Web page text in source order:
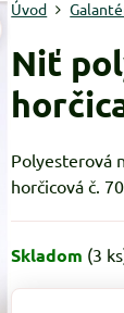
Úvod
Niť
Polyesterová
horčicová č.
Skladom (3